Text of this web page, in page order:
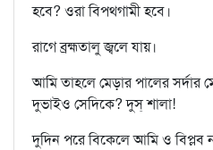
হবে? ওরা বিপথগামী হবে।
রাগে ব্রহ্মতালু জ্বলে যায়।
আমি তাহলে মেড়ার পালের সর্দার
দুভাইও সেদিকে? দুস্ শালা!
দুদিন পরে বিকেলে আমি ও বিপ্লব